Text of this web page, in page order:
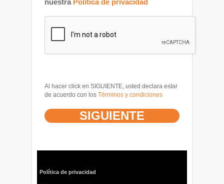
Al hacer click en SIGUIENTE, usted declara estar
de acuerdo con los Términos y condiciones
Política de privacidad